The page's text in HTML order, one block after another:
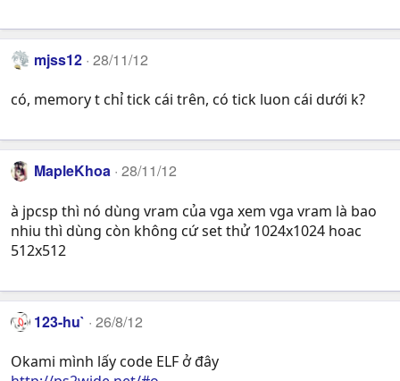
mjss12 28/11/12
có, memory t chỉ tick cái trên, có tick luon cái dưới k?
MapleKhoa 28/11/12
à jpcsp thì nó dùng vram của vga xem vga vram là bao
nhiu thì dùng còn không cứ set thử 1024x1024 hoac
512x512
123-hu` 26/8/12
Okami mình lấy code ELF ở đây